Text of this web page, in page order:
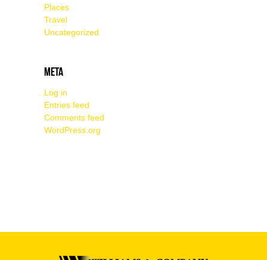
Places
Travel
Uncategorized
Meta
Log in
Entries feed
Comments feed
WordPress.org